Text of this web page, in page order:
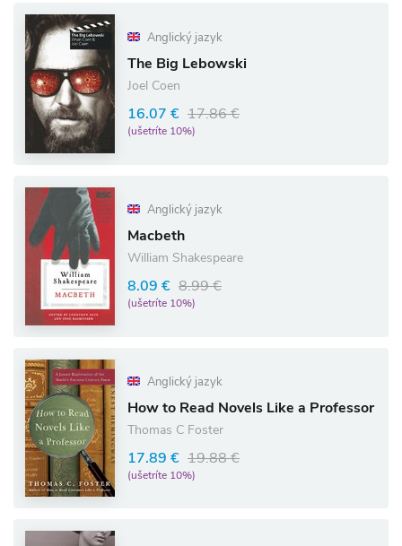
Anglický jazyk
The Big Lebowski
Joel Coen
16.07 € 17.86 €
(ušetríte 10%)
Anglický jazyk
Macbeth
William Shakespeare
8.09 € 8.99 €
(ušetríte 10%)
Anglický jazyk
How to Read Novels Like a Professor
Thomas C Foster
17.89 € 19.88 €
(ušetríte 10%)